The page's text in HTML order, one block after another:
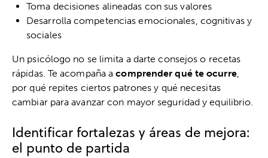
Toma decisiones alineadas con sus valores
Desarrolla competencias emocionales, cognitivas y
sociales
Un psicólogo no se limita a darte consejos o recetas
rápidas. Te acompaña acomprender qué te ocurre,
por qué repites ciertos patrones y qué necesitas
cambiar para avanzar con mayor seguridad y equilibrio.
Identificar fortalezas y áreas de mejora:
el punto de partida